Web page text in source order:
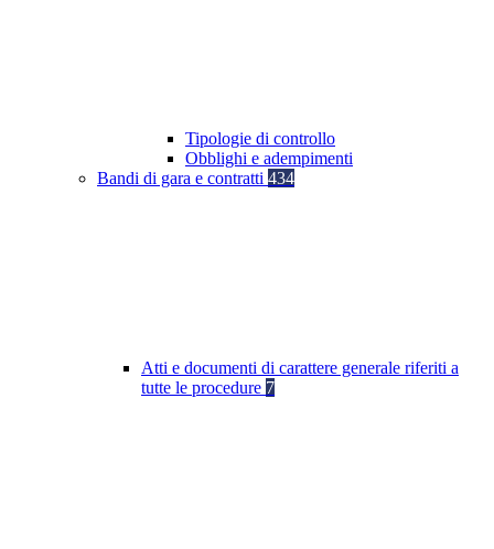
Tipologie di controllo
Obblighi e adempimenti
Bandi di gara e contratti 434
Atti e documenti di carattere generale riferiti a
tutte le procedure 7